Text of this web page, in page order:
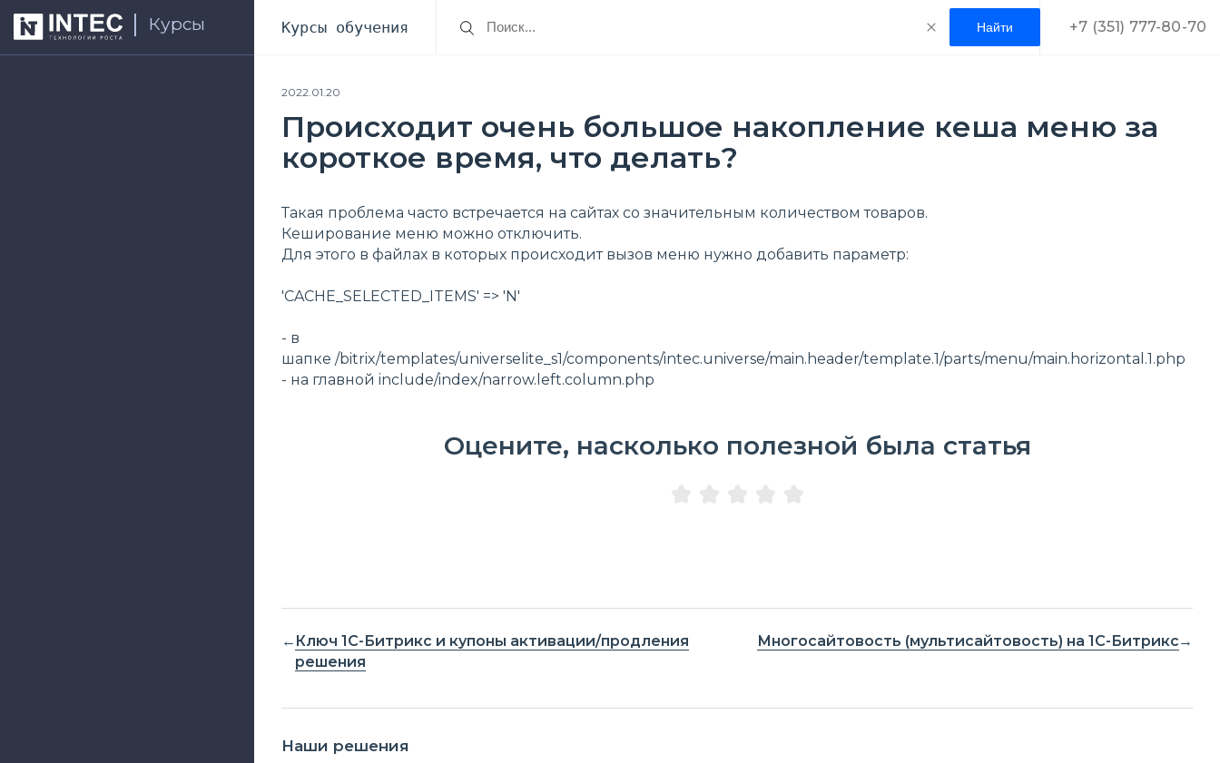
Курсы Курсы обучения +7 (351) 777-80-70
2022.01.20
Происходит очень большое накопление кеша меню за
короткое время, что делать?
Такая проблема часто встречается на сайтах со значительным количеством товаров.
Кеширование меню можно отключить.
Для этого в файлах в которых происходит вызов меню нужно добавить параметр:
'CACHE_SELECTED_ITEMS' => 'N'
- в
шапке /bitrix/templates/universelite_s1/components/intec.universe/main.header/template.1/parts/menu/main.horizontal.1.php
- на главной include/index/narrow.left.column.php
Оцените, насколько полезной была статья
Ключ 1С-Битрикс и купоны активации/продления
решения
Многосайтовость (мультисайтовость) на 1С-Битрикс
Наши решения